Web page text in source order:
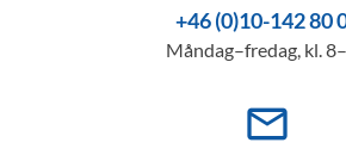
+46 (0)10-142 80
Måndag–fredag, kl.
mail_outline